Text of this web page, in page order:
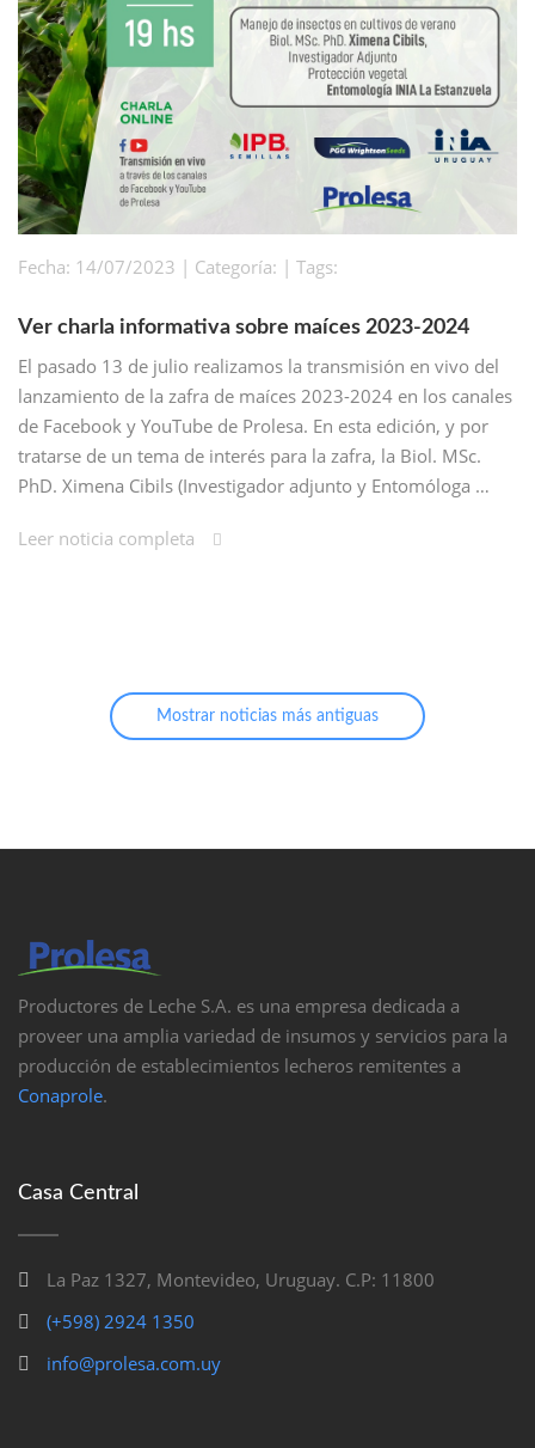
Fecha: 14/07/2023 | Categoría: | Tags:
Ver charla informativa sobre maíces 2023-2024
El pasado 13 de julio realizamos la transmisión en vivo del
lanzamiento de la zafra de maíces 2023-2024 en los canales
de Facebook y YouTube de Prolesa. En esta edición, y por
tratarse de un tema de interés para la zafra, la Biol. MSc.
PhD. Ximena Cibils (Investigador adjunto y Entomóloga …
Leer noticia completa
Mostrar noticias más antiguas
Productores de Leche S.A. es una empresa dedicada a
proveer una amplia variedad de insumos y servicios para la
producción de establecimientos lecheros remitentes a
Conaprole.
Casa Central
La Paz 1327, Montevideo, Uruguay. C.P: 11800
(+598) 2924 1350
info@prolesa.com.uy